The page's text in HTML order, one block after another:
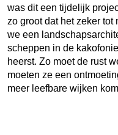
was dit een tijdelijk
zo groot dat het zeker tot
we een
scheppen in de
heerst. Zo moet de rust
moeten ze een
meer leefbare wijken